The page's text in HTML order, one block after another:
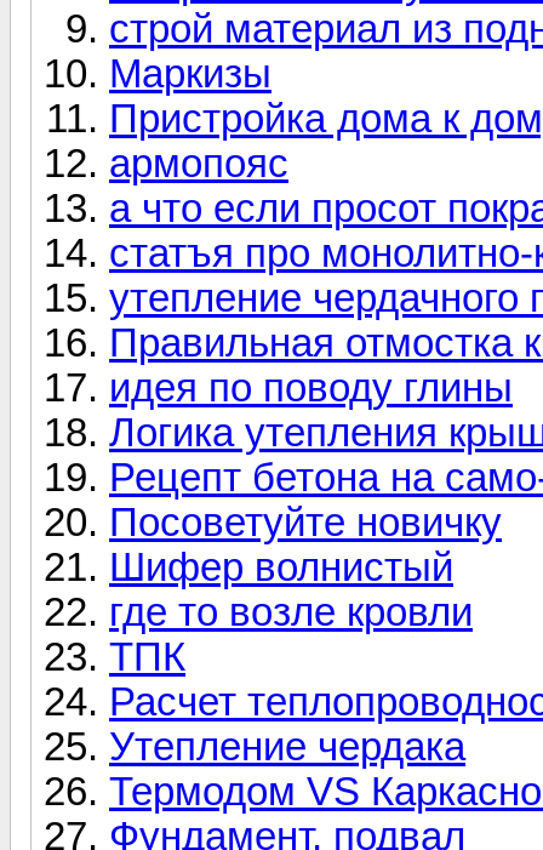
строй материал из
Маркизы
Пристройка дома к
армопояс
а что если просот
статъя про монолитно-
утепление чердачного
Правильная отмостка
идея по поводу глины
Логика утепления
Рецепт бетона на
Посоветуйте новичку
Шифер волнистый
где то возле кровли
ТПК
Расчет
Утепление чердака
Термодом VS
Фундамент, подвал